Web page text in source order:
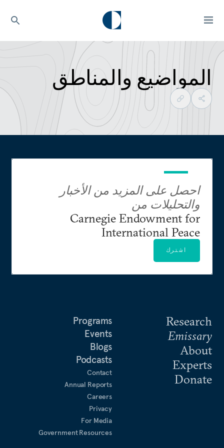
المواضيع والمناطق
Research
Emissary
About
Experts
Donate
Programs
Events
Blogs
Podcasts
Contact
Annual Reports
Careers
Privacy
For Media
Government Resources
احصل على المزيد من الأخبار
والتحليلات من
Carnegie Endowment for
International Peace
اشترك